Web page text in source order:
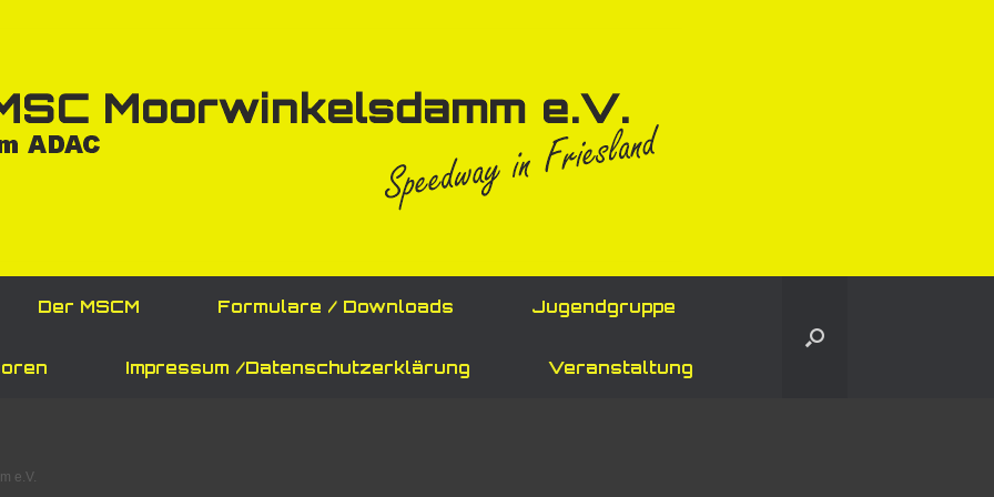
Der MSCM Formulare / Downloads Jugendgruppe
Impressum /Datenschutzerklärung Veranstaltung
e.V.